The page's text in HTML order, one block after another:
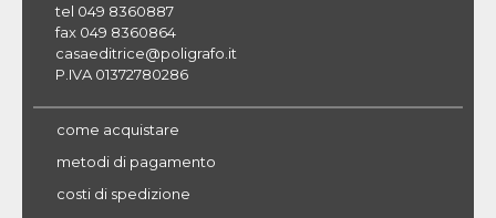
tel 049 8360887
fax 049 8360864
casaeditrice@poligrafo.it
P.IVA 01372780286
come acquistare
metodi di pagamento
costi di spedizione